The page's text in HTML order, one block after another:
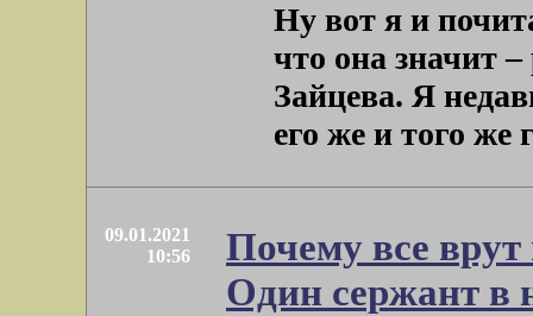
Ну вот я и
что она значит
Зайцева. Я
его же и того же
09.01.2021
10:56
Почему все
Один сержант в